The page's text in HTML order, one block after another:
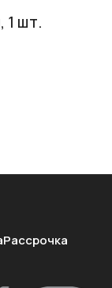
1 шт.
Рассрочка